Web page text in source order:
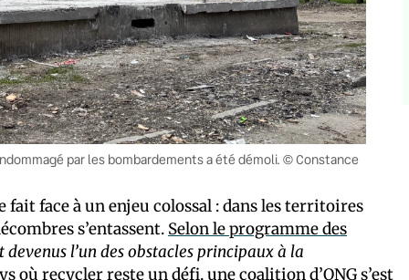
par les bombardements a été démoli. © Constance
fait face à un enjeu colossal : dans les territoires
s’entassent. Selon le programme des
devenus l’un des obstacles principaux à la
où recycler reste un défi, une coalition d’ONG s’est